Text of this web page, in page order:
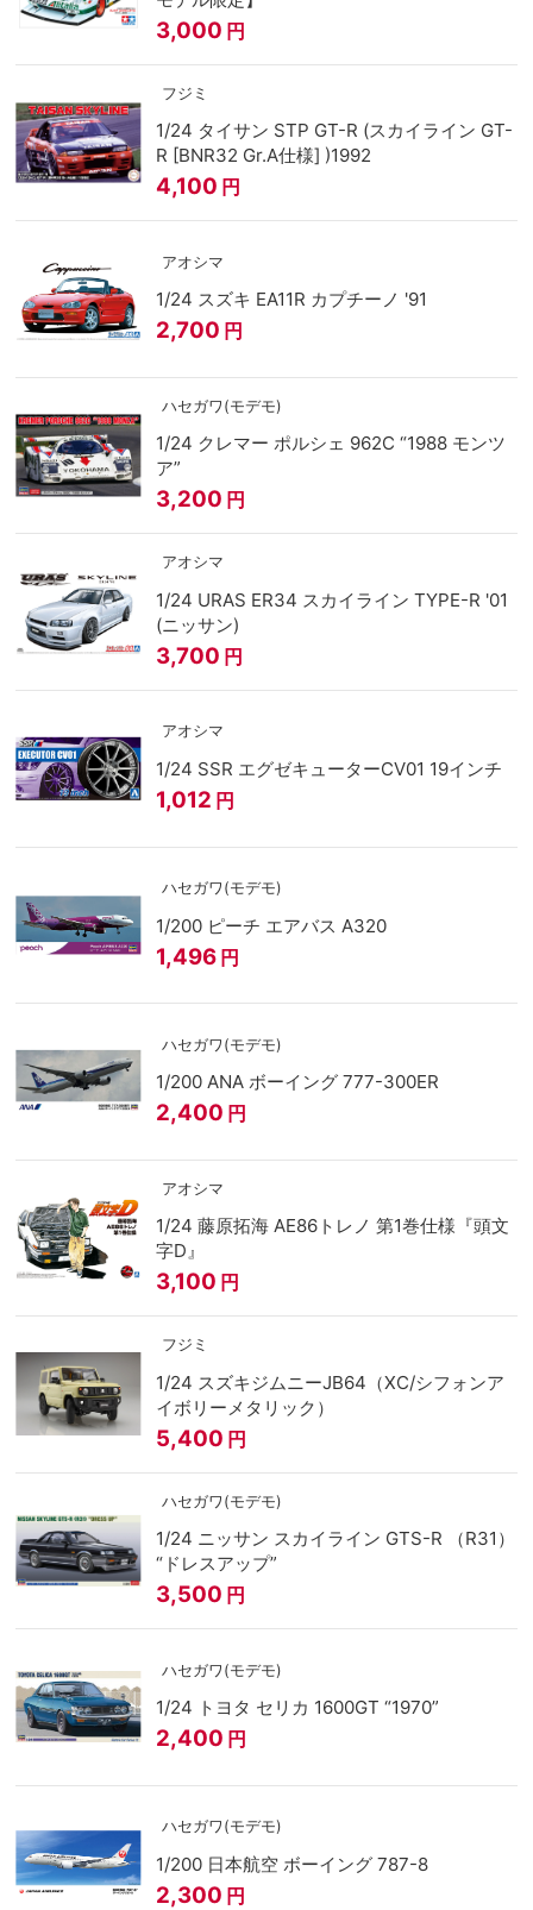
3,000 円
フジミ
1/24 タイサン STP GT-R (スカイライン GT-
R [BNR32 Gr.A仕様] )1992
4,100 円
アオシマ
1/24 スズキ EA11R カプチーノ '91
2,700 円
ハセガワ(モデモ)
1/24 クレマー ポルシェ 962C “1988 モンツ
ア”
3,200 円
アオシマ
1/24 URAS ER34 スカイライン TYPE-R '01
(ニッサン)
3,700 円
アオシマ
1/24 SSR エグゼキューターCV01 19インチ
1,012 円
ハセガワ(モデモ)
1/200 ピーチ エアバス A320
1,496 円
ハセガワ(モデモ)
1/200 ANA ボーイング 777-300ER
2,400 円
アオシマ
1/24 藤原拓海 AE86トレノ 第1巻仕様『頭文
字D』
3,100 円
フジミ
1/24 スズキジムニーJB64（XC/シフォンア
イボリーメタリック）
5,400 円
ハセガワ(モデモ)
1/24 ニッサン スカイライン GTS-R （R31）
“ドレスアップ”
3,500 円
ハセガワ(モデモ)
1/24 トヨタ セリカ 1600GT “1970”
2,400 円
ハセガワ(モデモ)
1/200 日本航空 ボーイング 787-8
2,300 円